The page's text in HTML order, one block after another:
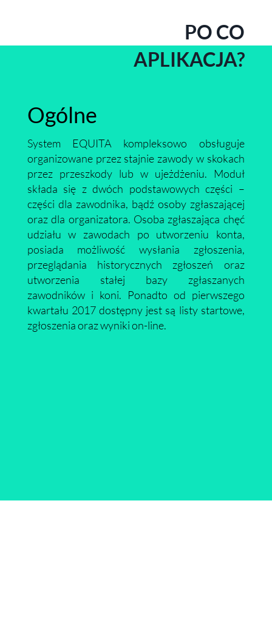
PO CO
APLIKACJA?
Ogólne
System EQUITA kompleksowo obsługuje
organizowane przez stajnie zawody w skokach
przez przeszkody lub w ujeżdżeniu. Moduł
składa się z dwóch podstawowych części –
części dla zawodnika, bądź osoby zgłaszającej
oraz dla organizatora. Osoba zgłaszająca chęć
udziału w zawodach po utworzeniu konta,
posiada możliwość wysłania zgłoszenia,
przeglądania historycznych zgłoszeń oraz
utworzenia stałej bazy zgłaszanych
zawodników i koni. Ponadto od pierwszego
kwartału 2017 dostępny jest są listy startowe,
zgłoszenia oraz wyniki on-line.